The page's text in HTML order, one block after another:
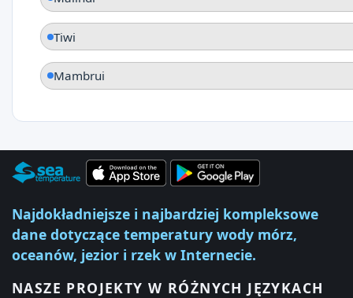
Tiwi
Mambrui
Najdokładniejsze i najbardziej kompleksowe
dane dotyczące temperatury wody mórz,
oceanów, jezior i rzek w Internecie.
NASZE PROJEKTY W RÓŻNYCH JĘZYKACH